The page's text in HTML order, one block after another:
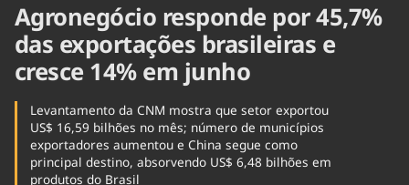
Agronegócio responde por 45,7%
das exportações brasileiras e
cresce 14% em junho
Levantamento da CNM mostra que setor exportou
US$ 16,59 bilhões no mês; número de municípios
exportadores aumentou e China segue como
principal destino, absorvendo US$ 6,48 bilhões em
produtos do Brasil